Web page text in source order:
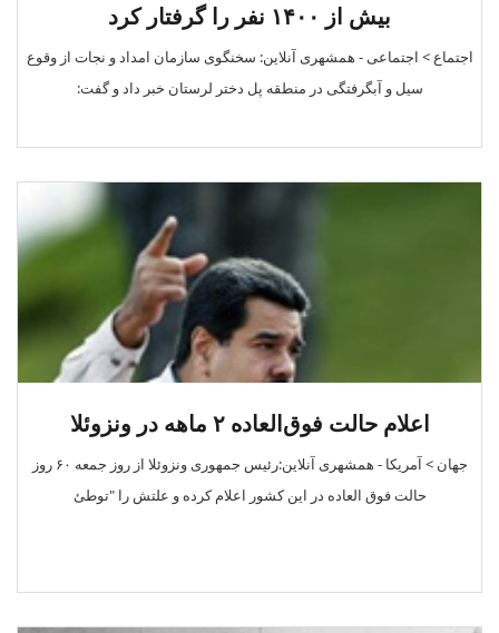
بیش از ۱۴۰۰ نفر را گرفتار کرد
اجتماع > اجتماعی - همشهری آنلاین: سخنگوی سازمان امداد و نجات از وقوع
سیل و آبگرفتگی در منطقه پل دختر لرستان خبر داد و گفت:
اعلام حالت فوق‌العاده ۲ ماهه در ونزوئلا
جهان > آمریکا - همشهری آنلاین:رئیس جمهوری ونزوئلا از روز جمعه ۶۰ روز
حالت فوق العاده در این کشور اعلام کرده و علتش را "توطئ